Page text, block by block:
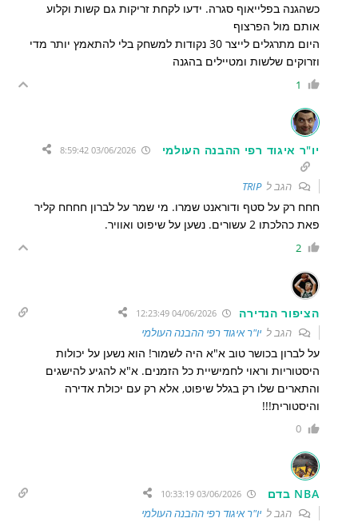
כשהגנה בפלייאוף סגרה. ידעו לקחת זריקות גם קשות וקלוע
אותם מול הפרצוף
היום מתרגלים לייצר 30 נקודות למשחק בלי להתאמץ יותר מדי
וזרוקים שלשות ומטיילים בהגנה
1
יו"ר איגוד רפי ההבנה העולמי 03/06/2026 8:59:42
הגב לTRIP
חחח רק על סטף ודוראנט שמרו. מי שמר על לברון חחחח קליר
פאת כהלכתו 2 עשורים. נשען על שיפוט ואוויר.
2
הציפור הנדירה
הגב ליו"ר איגוד רפי ההבנה העולמי
על לברון בכושר טוב א"א היה לשמור! הוא נשען על יכולות
היסטוריות וראוי לחמישיית כל הזמנים. א"א להגיע להישגים
והתארים שלו רק בגלל שיפוט, אלא רק עם יכולת אדירה
והיסטורית!!!
0
NBA בדם 03/06/2026 10:33:19
הגב ליו"ר איגוד רפי ההבנה העולמי